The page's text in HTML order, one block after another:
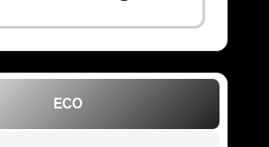
ECO